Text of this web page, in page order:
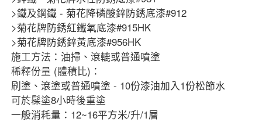
>鐵及鋼鐵 - 菊花降磷酸鋅防銹底漆#912
>菊花牌防銹紅鐵氧底漆#915HK
>菊花牌防銹鋅黃底漆#956HK
施工方法：油掃、滾轆或普通噴塗
稀釋份量 (體積比)：
刷塗、滾塗或普通噴塗 - 10份漆油加入1份松節水
可於髹塗8小時後重塗
一般消耗量：12~16平方米/升/1層